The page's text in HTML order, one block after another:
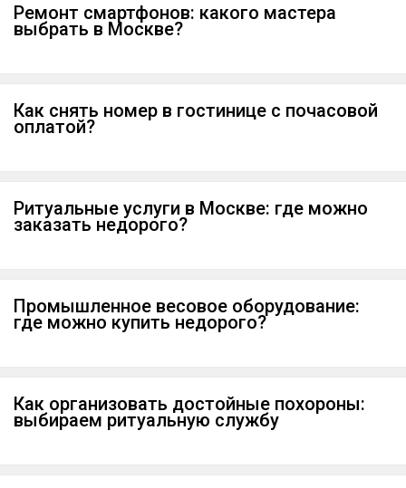
Ремонт смартфонов: какого мастера
выбрать в Москве?
Как снять номер в гостинице с почасовой
оплатой?
Ритуальные услуги в Москве: где можно
заказать недорого?
Промышленное весовое оборудование:
где можно купить недорого?
Как организовать достойные похороны:
выбираем ритуальную службу